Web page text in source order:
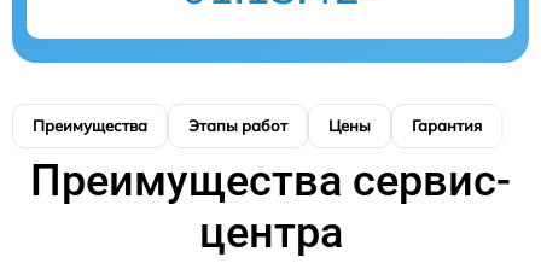
Преимущества Этапы работ Цены Гарантия
Преимущества сервис-
центра